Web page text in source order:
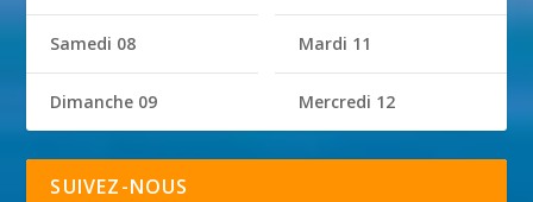
Samedi 08
Dimanche 09
Mardi 11
Mercredi 12
SUIVEZ-NOUS